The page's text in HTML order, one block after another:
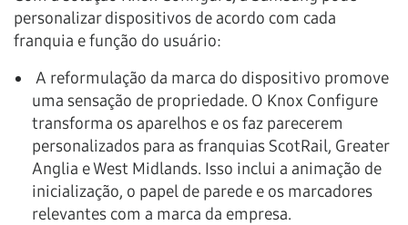
personalizar dispositivos de acordo com cada
franquia e função do usuário:
A reformulação da marca do dispositivo promove
uma sensação de propriedade. O Knox Configure
transforma os aparelhos e os faz parecerem
personalizados para as franquias ScotRail, Greater
Anglia e West Midlands. Isso inclui a animação de
inicialização, o papel de parede e os marcadores
relevantes com a marca da empresa.